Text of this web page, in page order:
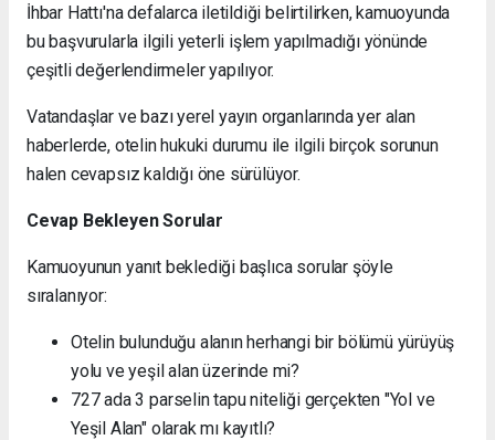
İhbar Hattı'na defalarca iletildiği belirtilirken, kamuoyunda
bu başvurularla ilgili yeterli işlem yapılmadığı yönünde
çeşitli değerlendirmeler yapılıyor.
Vatandaşlar ve bazı yerel yayın organlarında yer alan
haberlerde, otelin hukuki durumu ile ilgili birçok sorunun
halen cevapsız kaldığı öne sürülüyor.
Cevap Bekleyen Sorular
Kamuoyunun yanıt beklediği başlıca sorular şöyle
sıralanıyor:
Otelin bulunduğu alanın herhangi bir bölümü yürüyüş
yolu ve yeşil alan üzerinde mi?
727 ada 3 parselin tapu niteliği gerçekten "Yol ve
Yeşil Alan" olarak mı kayıtlı?